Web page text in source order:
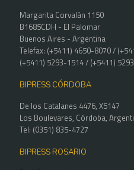
Margarita Corvalán 1150
B1685CDH - El Palomar
Buenos Aires - Argentina
Telefax: (+5411) 4650-8070 /
(+5411) 5293-1514 / (+5411)
BIPRESS CÓRDOBA
De los Catalanes 4476, X5147
Los Boulevares, Córdoba,
Tel: (0351) 835-4727
BIPRESS ROSARIO